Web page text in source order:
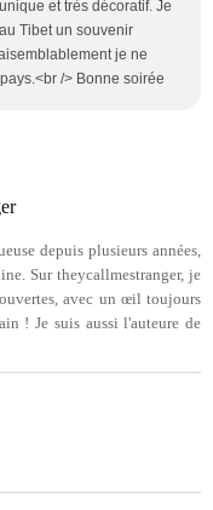
et très décoratif. Je
Tibet un souvenir
je ne
/> Bonne soirée
depuis plusieurs années,
Sur theycallmestranger, je
avec un œil toujours
! Je suis aussi l'auteure de